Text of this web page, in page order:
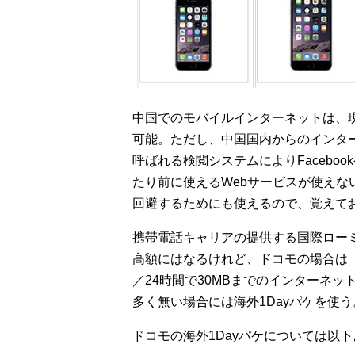
中国でのモバイルインターネットは
可能。ただし、中国国内からのイン
呼ばれる検閲システムにより
たり前に使えるWebサービスが使え
回避するためにも使えるので、覚えて
携帯電話キャリアの提供する国際ロ
高額にはなるけれど、ドコモの場合
／24時間で30MBまでのインターネッ
多く無い場合には海外1Dayパケを使
ドコモの海外1Dayパケについては以